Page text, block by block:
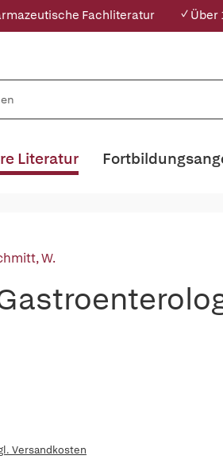
Fachliteratur ✓ Über
Literatur
W.
Versandkosten